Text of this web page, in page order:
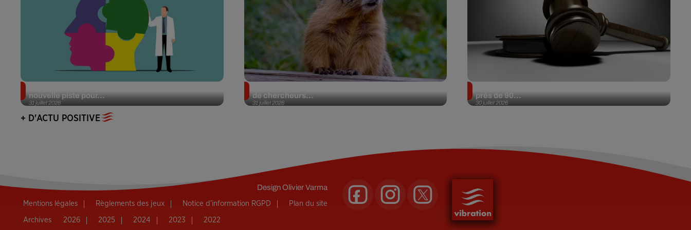
31 juillet 2026
nouvelle piste pour...
31 juillet 2026
de chercheurs...
30 juillet 2026
près de 90...
+ D'ACTU POSITIVE
DesignOlivier Varma
Mentions légales Règlements des jeux Notice d’information RGPD Plan du site
Archives 2026 2025 2024 2023 2022